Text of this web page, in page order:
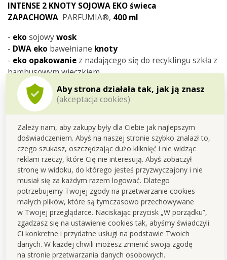
Aby strona działała tak, jak ją znasz
(akceptacja cookies)
Zależy nam, aby zakupy były dla Ciebie jak najlepszym
doświadczeniem. Abyś na naszej stronie szybko znalazł to,
czego szukasz, oszczędzając dużo kliknięć i nie widząc
reklam rzeczy, które Cię nie interesują. Abyś zobaczył
stronę w widoku, do którego jesteś przyzwyczajony i nie
musiał się za każdym razem logować. Dlatego
potrzebujemy Twojej zgody na przetwarzanie cookies-
małych plików, które są tymczasowo przechowywane
w Twojej przeglądarce. Naciskając przycisk „W porządku”,
zgadzasz się na ustawienie cookies tak, abyśmy świadczyli
Ci konkretne i przydatne usługi na podstawie Twoich
danych. W każdej chwili możesz zmienić swoją zgodę
na stronie przetwarzania danych osobowych.
INTENSE 2 KNOTY SOJOWA EKO świeca
ZAPACHOWA PARFUMIA®, 400 ml
- eko sojowywosk
- DWA eko bawełniane knoty
- eko opakowanie z nadającego się do recyklingu szkła z
bambusowym wieczkiem
Czas palenia do 35 GODZIN
Wymiary: świeca- średnica 11 cm, wysokość 9 cm (bez
wieczka 8 cm), opakowanie (kartonowe pudełko)- 11,5 x
11,5 x 9,5 cm.
Ponieważ jest to produkcja
ręczna, ilość
wyprodukowanych sztuk jest
ograniczona.